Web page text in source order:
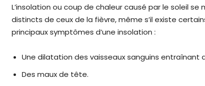
L’insolation ou coup de chaleur causé par le soleil
distincts de ceux de la fièvre, même s’il existe
principaux symptômes d’une insolation :
Une dilatation des vaisseaux sanguins entraînant
Des maux de tête.